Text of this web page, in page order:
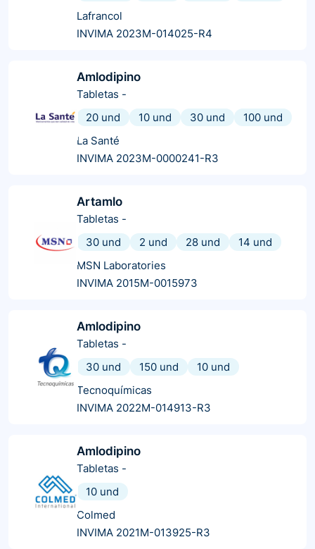
Lafrancol
INVIMA 2023M-014025-R4
Amlodipino
Tabletas -
20 und
10 und 30 und
100 und
La Santé
INVIMA 2023M-0000241-R3
Artamlo
Tabletas -
30 und
2 und 28 und
14 und
MSN Laboratories
INVIMA 2015M-0015973
Amlodipino
Tabletas -
30 und
150 und
10 und
Tecnoquímicas
INVIMA 2022M-014913-R3
Amlodipino
Tabletas -
10 und
Colmed
INVIMA 2021M-013925-R3